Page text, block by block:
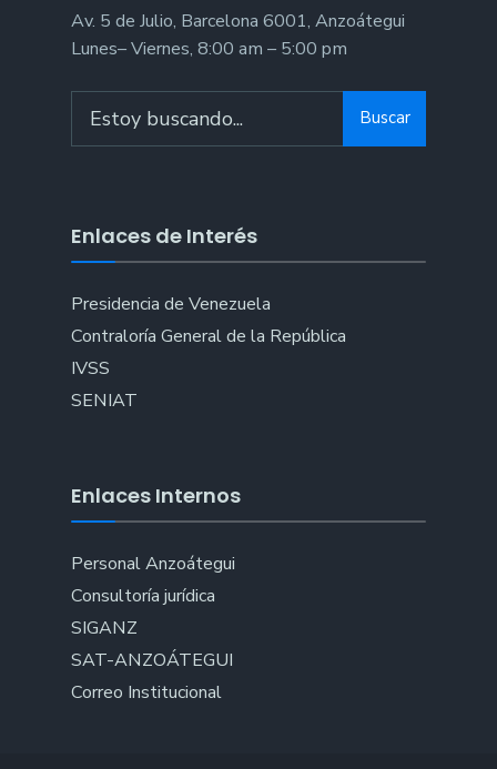
Av. 5 de Julio, Barcelona 6001, Anzoátegui
Lunes– Viernes, 8:00 am – 5:00 pm
Buscar
Enlaces de Interés
Presidencia de Venezuela
Contraloría General de la República
IVSS
SENIAT
Enlaces Internos
Personal Anzoátegui
Consultoría jurídica
SIGANZ
SAT-ANZOÁTEGUI
Correo Institucional